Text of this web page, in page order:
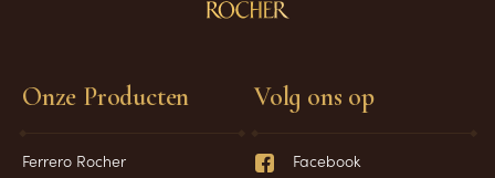
Onze Producten
Ferrero Rocher
Volg ons op
Facebook